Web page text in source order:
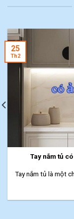
Tay nắm tủ
Tay nắm tủ là một
25
Th2